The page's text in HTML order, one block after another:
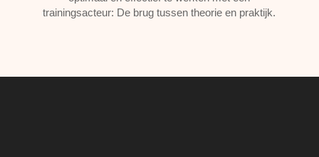
trainingsacteur: De brug tussen theorie en praktijk.